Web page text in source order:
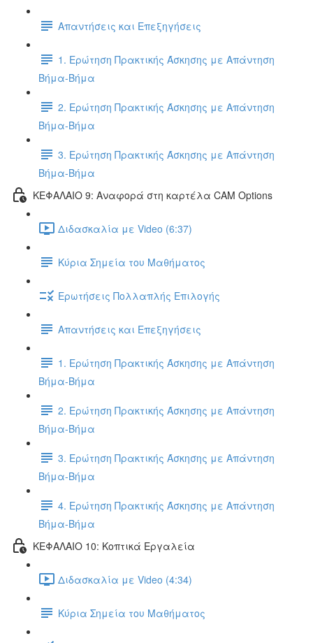
Απαντήσεις και Επεξηγήσεις
1. Ερώτηση Πρακτικής Άσκησης με Απάντηση
Βήμα-Βήμα
2. Ερώτηση Πρακτικής Άσκησης με Απάντηση
Βήμα-Βήμα
3. Ερώτηση Πρακτικής Άσκησης με Απάντηση
Βήμα-Βήμα
ΚΕΦΑΛΑΙΟ 9: Αναφορά στη καρτέλα CAM Options
Διδασκαλία με Video (6:37)
Κύρια Σημεία του Μαθήματος
Ερωτήσεις Πολλαπλής Επιλογής
Απαντήσεις και Επεξηγήσεις
1. Ερώτηση Πρακτικής Άσκησης με Απάντηση
Βήμα-Βήμα
2. Ερώτηση Πρακτικής Άσκησης με Απάντηση
Βήμα-Βήμα
3. Ερώτηση Πρακτικής Άσκησης με Απάντηση
Βήμα-Βήμα
4. Ερώτηση Πρακτικής Άσκησης με Απάντηση
Βήμα-Βήμα
ΚΕΦΑΛΑΙΟ 10: Κοπτικά Εργαλεία
Διδασκαλία με Video (4:34)
Κύρια Σημεία του Μαθήματος